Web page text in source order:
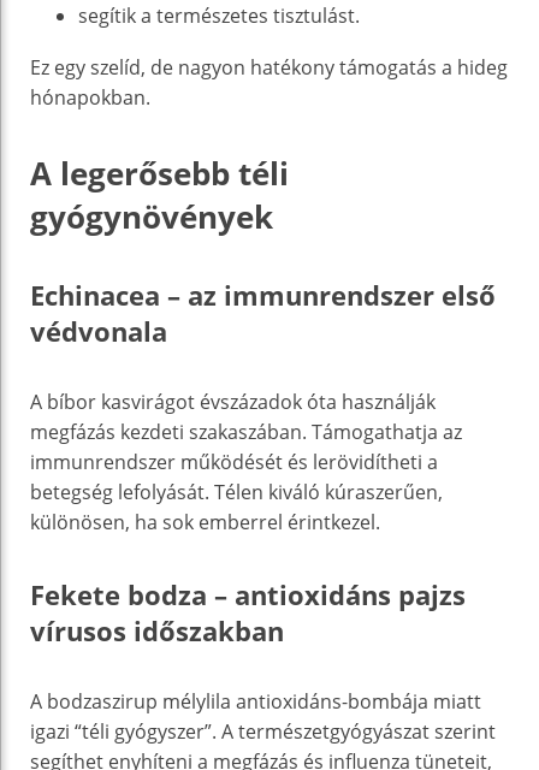
segítik a természetes tisztulást.
Ez egy szelíd, de nagyon hatékony támogatás a hideg
hónapokban.
A legerősebb téli
gyógynövények
Echinacea – az immunrendszer első
védvonala
A bíbor kasvirágot évszázadok óta használják
megfázás kezdeti szakaszában. Támogathatja az
immunrendszer működését és lerövidítheti a
betegség lefolyását. Télen kiváló kúraszerűen,
különösen, ha sok emberrel érintkezel.
Fekete bodza – antioxidáns pajzs
vírusos időszakban
A bodzaszirup mélylila antioxidáns-bombája miatt
igazi “téli gyógyszer”. A természetgyógyászat szerint
segíthet enyhíteni a megfázás és influenza tüneteit,